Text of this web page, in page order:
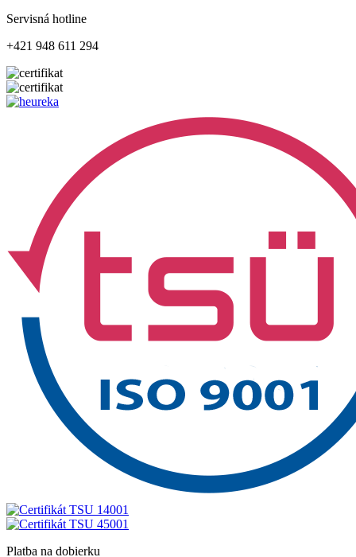
Servisná hotline
+421 948 611 294
Platba na dobierku